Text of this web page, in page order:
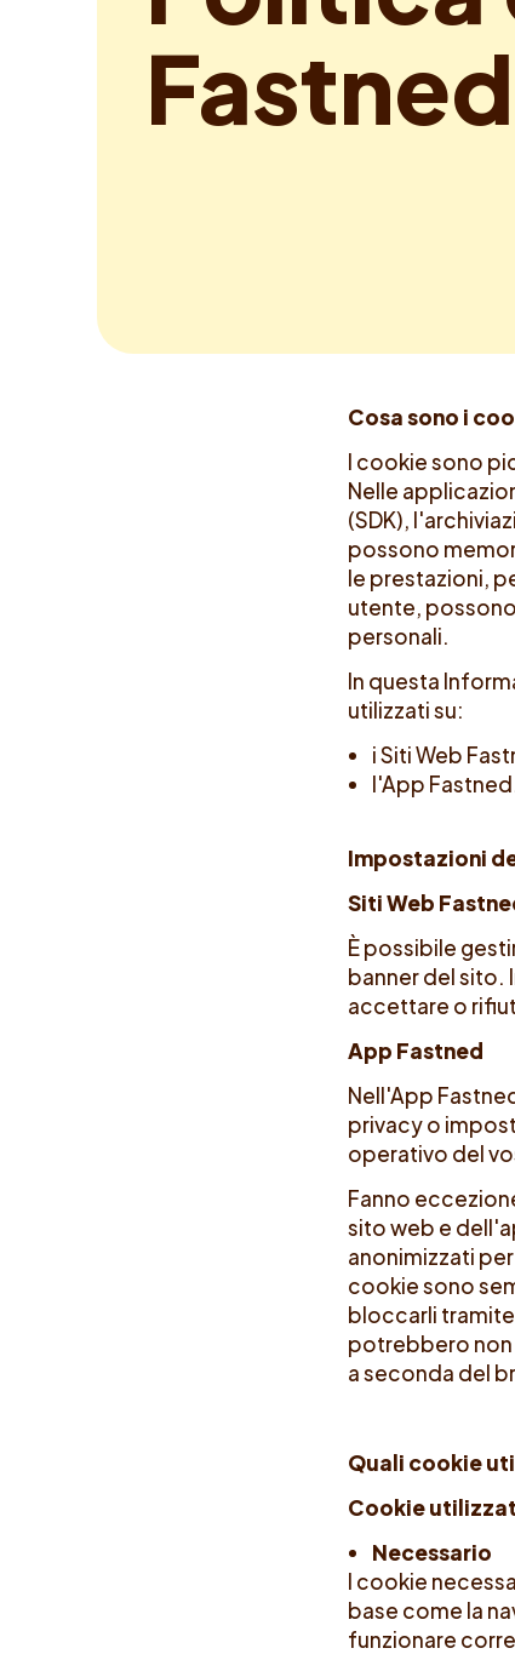
Fastned
Cosa sono i
I cookie sono
Nelle
(SDK),
possono
le prestazioni,
utente,
personali.
In questa
utilizzati su:
i Siti Web
l'App
Impostazioni
Siti Web
È possibile
banner del sito.
accettare o
App Fastned
Nell'App
privacy o
operativo del
Fanno
sito web e
anonimizzati
cookie sono
bloccarli
potrebbero non
a seconda del
Quali cookie
Cookie
Necessario
I cookie
base come la
funzionare